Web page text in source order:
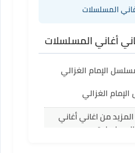
المسلسلات
أغاني المسلسلات
الإمام الغزالي
الغزالي
من اغاني أغاني
المسلسلات